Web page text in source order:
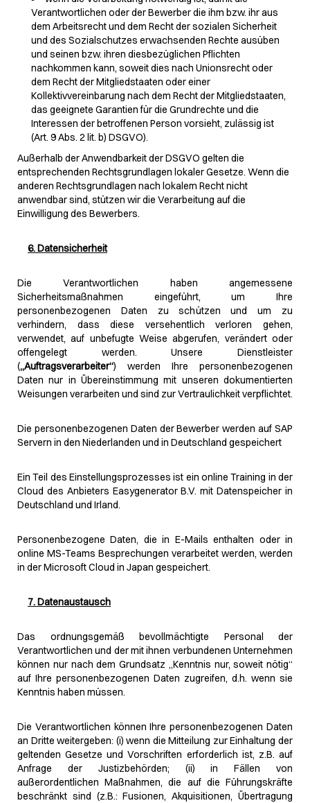
Verantwortlichen oder der Bewerber die ihm bzw. ihr aus
dem Arbeitsrecht und dem Recht der sozialen Sicherheit
und des Sozialschutzes erwachsenden Rechte ausüben
und seinen bzw. ihren diesbezüglichen Pflichten
nachkommen kann, soweit dies nach Unionsrecht oder
dem Recht der Mitgliedstaaten oder einer
Kollektivvereinbarung nach dem Recht der Mitgliedstaaten,
das geeignete Garantien für die Grundrechte und die
Interessen der betroffenen Person vorsieht, zulässig ist
(Art. 9 Abs. 2 lit. b) DSGVO).
Außerhalb der Anwendbarkeit der DSGVO gelten die
entsprechenden Rechtsgrundlagen lokaler Gesetze. Wenn die
anderen Rechtsgrundlagen nach lokalem Recht nicht
anwendbar sind, stützen wir die Verarbeitung auf die
Einwilligung des Bewerbers.
6. Datensicherheit
Die Verantwortlichen haben angemessene
Sicherheitsmaßnahmen eingeführt, um Ihre
personenbezogenen Daten zu schützen und um zu
verhindern, dass diese versehentlich verloren gehen,
verwendet, auf unbefugte Weise abgerufen, verändert oder
offengelegt werden. Unsere Dienstleister
(„Auftragsverarbeiter“) werden Ihre personenbezogenen
Daten nur in Übereinstimmung mit unseren dokumentierten
Weisungen verarbeiten und sind zur Vertraulichkeit verpflichtet.
Die personenbezogenen Daten der Bewerber werden auf SAP
Servern in den Niederlanden und in Deutschland gespeichert
Ein Teil des Einstellungsprozesses ist ein online Training in der
Cloud des Anbieters Easygenerator B.V. mit Datenspeicher in
Deutschland und Irland.
Personenbezogene Daten, die in E-Mails enthalten oder in
online MS-Teams Besprechungen verarbeitet werden, werden
in der Microsoft Cloud in Japan gespeichert.
7. Datenaustausch
Das ordnungsgemäß bevollmächtigte Personal der
Verantwortlichen und der mit ihnen verbundenen Unternehmen
können nur nach dem Grundsatz „Kenntnis nur, soweit nötig“
auf Ihre personenbezogenen Daten zugreifen, d.h. wenn sie
Kenntnis haben müssen.
Die Verantwortlichen können Ihre personenbezogenen Daten
an Dritte weitergeben: (i) wenn die Mitteilung zur Einhaltung der
geltenden Gesetze und Vorschriften erforderlich ist, z.B. auf
Anfrage der Justizbehörden; (ii) in Fällen von
außerordentlichen Maßnahmen, die auf die Führungskräfte
beschränkt sind (z.B.: Fusionen, Akquisitionen, Übertragung